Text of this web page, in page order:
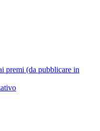
premi (da pubblicare in